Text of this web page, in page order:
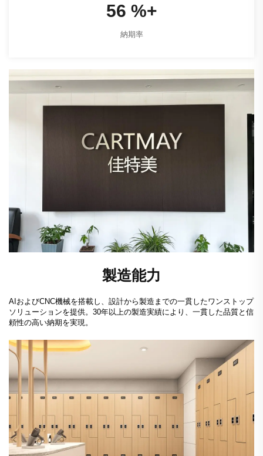
77 %+
納期率
製造能力
AIおよびCNC機械を搭載し、設計から製造までの一貫したワンストップ
ソリューションを提供。30年以上の製造実績により、一貫した品質と信
頼性の高い納期を実現。